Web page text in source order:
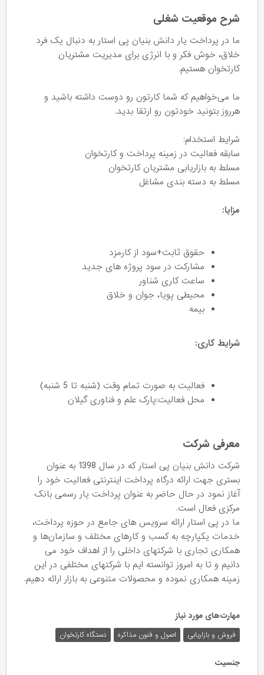
شرح موقعیت شغلی
ما در پرداخت یار دانش بنیان پی استار به دنبال یک فرد
خلاق، خوش فکر و با انرژی برای مدیریت مشتریان
کارتخوان هستیم.
ما می‌خواهیم که شما کارتون رو دوست داشته باشید و
هرروز بتونید خودتون رو ارتقا بدید.
شرایط استخدام:
سابقه فعالیت در زمینه پرداخت و کارتخوان
مسلط به بازاریابی مشتریان کارتخوان
مسلط به دسته بندی مشاغل
مزایا:
حقوق ثابت+سود از کارمزد
مشارکت در سود پروژه های جدید
ساعت کاری شناور
محیطی پویا، جوان و خلاق
بیمه
شرایط کاری:
فعالیت به صورت تمام وقت (شنبه تا 5 شنبه)
محل فعالیت:پارک علم و فناوری گیلان
معرفی شرکت
شرکت دانش بنیان پی استار که در سال 1398 به عنوان
بستری جهت ارائه درگاه پرداخت اینترنتی فعالیت خود را
آغاز نمود در حال حاضر به عنوان پرداخت یار رسمی بانک
مرکزی فعال است.
ما در پی استار ارائه سرویس های جامع در حوزه پرداخت،
خدمات یکپارچه به کسب و کارهای مختلف و سازمان‌ها و
همکاری تجاری با شرکتهای داخلی را از اهداف خود می
دانیم و تا به امروز توانسته ایم با شرکتهای مختلفی در این
زمینه همکاری نموده و محصولات متنوعی به بازار ارائه دهیم.
مهارت‌های مورد نیاز
فروش و بازاریابی اصول و فنون مذاکره دستگاه کارتخوان
جنسیت